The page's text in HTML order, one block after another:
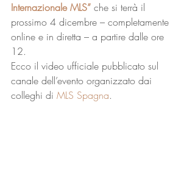
Internazionale MLS” che si terrà il
prossimo 4 dicembre – completamente
online e in diretta – a partire dalle ore
12.
Ecco il video ufficiale pubblicato sul
canale dell’evento organizzato dai
colleghi di MLS Spagna.